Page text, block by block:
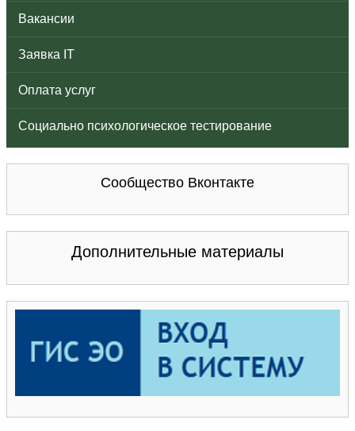
Вакансии
Заявка IT
Оплата услуг
Социально психологическое тестирование
Сообщество Вконтакте
Дополнительные материалы